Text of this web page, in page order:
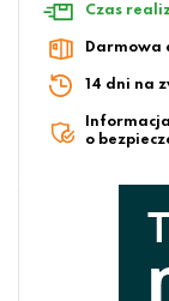
Czas
Darmowa
14 dni na
Informacja
o